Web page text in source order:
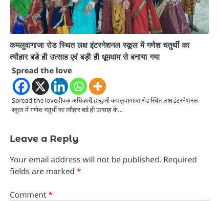
कमलुवागाजा रोड स्थित लक्ष इंटरनेशनल स्कूल में गणेश चतुर्थी का
त्यौहार बडे ही उत्साह एवं बड़ी ही धूमधाम से बनाया गया
Spread the love
Spread the loveदीपक अधिकारी हल्द्वानी कमलुवागाजा रोड स्थित लक्ष इंटरनेशनल
स्कूल में गणेश चतुर्थी का त्यौहार बडे ही उत्साह के…
Leave a Reply
Your email address will not be published. Required
fields are marked *
Comment*